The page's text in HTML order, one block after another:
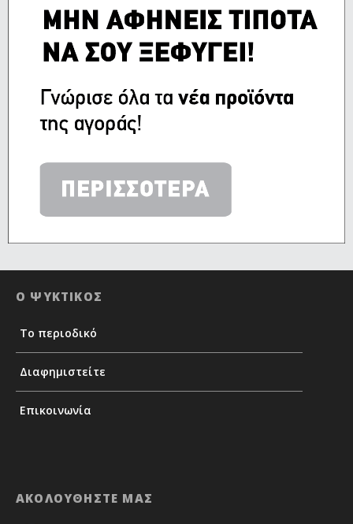
Ο ΨΥΚΤΙΚΟΣ
Το περιοδικό
Διαφημιστείτε
Επικοινωνία
ΑΚΟΛΟΥΘΗΣΤΕ ΜΑΣ